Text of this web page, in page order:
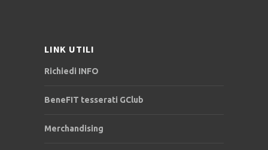
LINK UTILI
Richiedi INFO
BeneFIT tesserati GClub
Merchandising